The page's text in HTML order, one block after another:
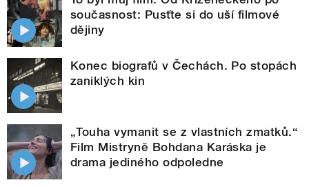
současnost: Pusťte si do uší filmové
dějiny
Konec biografů v Čechách. Po stopách
zaniklých kin
„Touha vymanit se z vlastních zmatků.“
Film Mistryně Bohdana Karáska je
drama jediného odpoledne